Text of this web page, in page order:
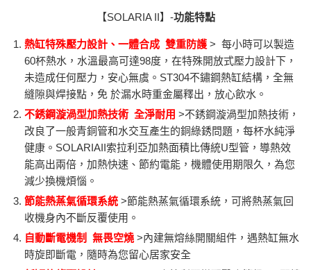
【SOLARIA II】-功能特點
熱缸特殊壓力設計、一體合成 雙重防護 > 每小時可以製造
60杯熱水，水溫最高可達98度，在特殊開放式壓力設計下，
未造成任何壓力，安心無虞。ST304不鏽鋼熱缸結構，全無
縫隙與焊接點，免 於漏水時重金屬釋出，放心飲水。
不銹鋼漩渦型加熱技術 全淨耐用 >不銹鋼漩渦型加熱技術，
改良了一般青銅管和水交互產生的銅綠銹問題，每杯水純淨
健康。SOLARIAII索拉利亞加熱面積比傳統U型管，導熱效
能高出兩倍，加熱快速、節約電能，機體使用期限久，為您
減少換機煩惱。
節能熱蒸氣循環系統 >節能熱蒸氣循環系統，可將熱蒸氣回
收機身內不斷反覆使用。
自動斷電機制 無畏空燒 >內建無熔絲開關組件，遇熱缸無水
時旋即斷電，隨時為您留心居家安全